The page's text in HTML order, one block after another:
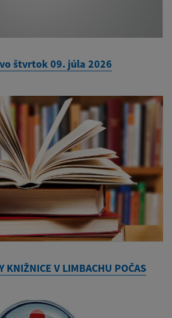
štvrtok 09. júla 2026
KNIŽNICE V LIMBACHU POČAS